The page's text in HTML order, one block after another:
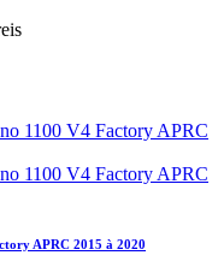
APRC 2015 à 2020